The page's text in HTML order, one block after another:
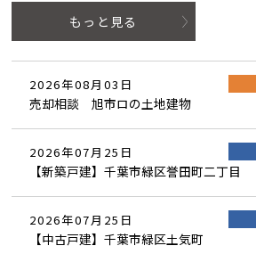
もっと見る
2026年08月03日
売却相談 旭市ロの土地建物
2026年07月25日
【新築戸建】千葉市緑区誉田町二丁目
2026年07月25日
【中古戸建】千葉市緑区土気町